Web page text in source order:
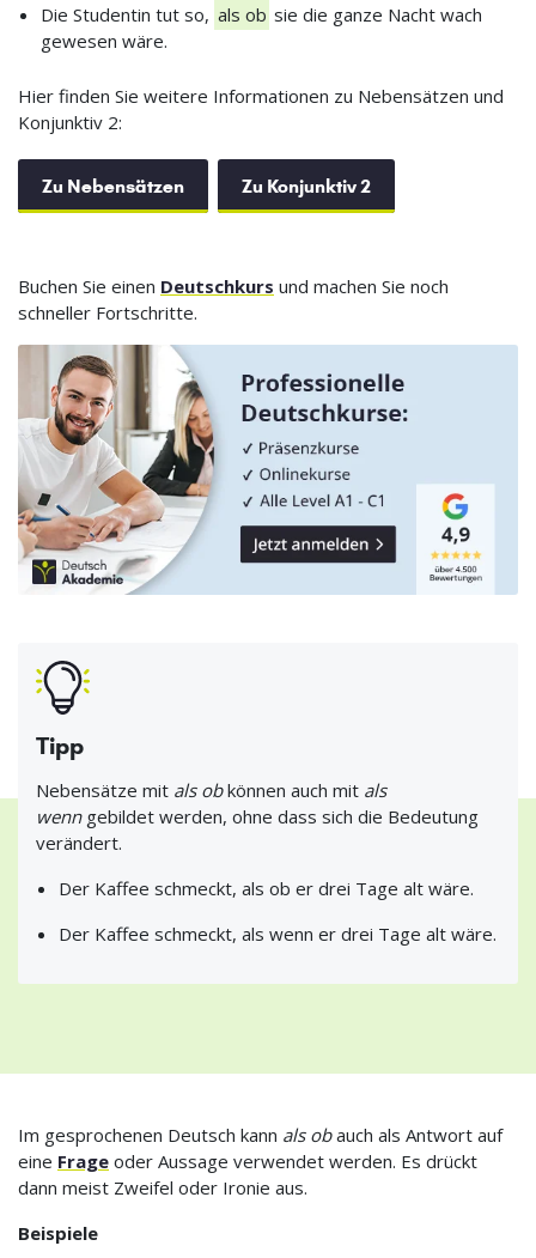
Die Studentin tut so, als ob sie die ganze Nacht wach
gewesen wäre.
Hier finden Sie weitere Informationen zu Nebensätzen und
Konjunktiv 2:
Zu Nebensätzen Zu Konjunktiv 2
Buchen Sie einen Deutschkurs und machen Sie noch
schneller Fortschritte.
Tipp
Nebensätze mit als obkönnen auch mit als
wenngebildet werden, ohne dass sich die Bedeutung
verändert.
Der Kaffee schmeckt, als ob er drei Tage alt wäre.
Der Kaffee schmeckt, als wenn er drei Tage alt wäre.
Im gesprochenen Deutsch kann als obauch als Antwort auf
eine Frage oder Aussage verwendet werden. Es drückt
dann meist Zweifel oder Ironie aus.
Beispiele